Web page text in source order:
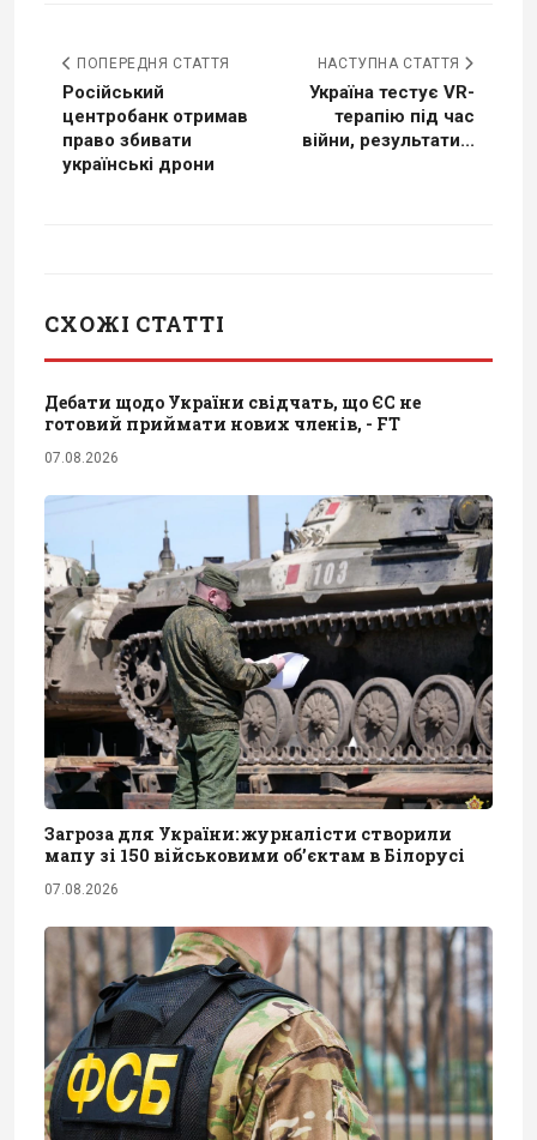
ПОПЕРЕДНЯ СТАТТЯ
Російський
центробанк отримав
право збивати
українські дрони
НАСТУПНА СТАТТЯ
Україна тестує VR-
терапію під час
війни, результати...
СХОЖІ СТАТТІ
Дебати щодо України свідчать, що ЄС не
готовий приймати нових членів, - FT
07.08.2026
Загроза для України: журналісти створили
мапу зі 150 військовими обʼєктам в Білорусі
07.08.2026